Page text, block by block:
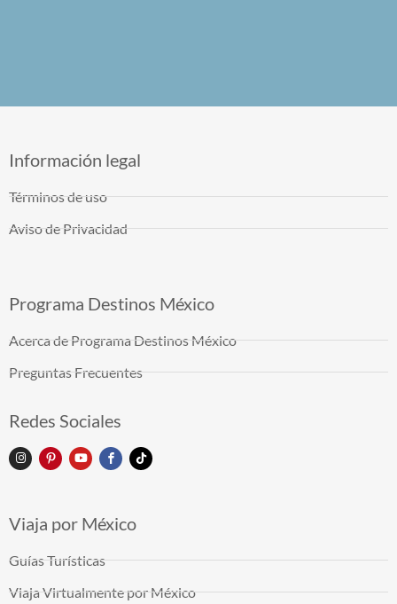
Información legal
Términos de uso
Aviso de Privacidad
Programa Destinos México
Acerca de Programa Destinos México
Preguntas Frecuentes
Redes Sociales
Viaja por México
Guías Turísticas
Viaja Virtualmente por México